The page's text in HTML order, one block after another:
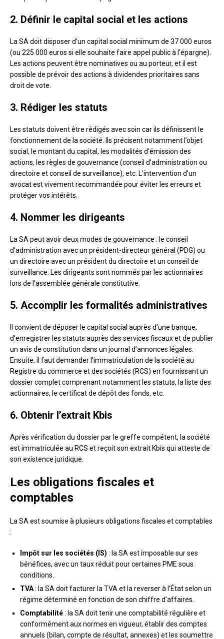
2. Définir le capital social et les actions
La SA doit disposer d’un capital social minimum de 37 000 euros
(ou 225 000 euros si elle souhaite faire appel public à l’épargne).
Les actions peuvent être nominatives ou au porteur, et il est
possible de prévoir des actions à dividendes prioritaires sans
droit de vote.
3. Rédiger les statuts
Les statuts doivent être rédigés avec soin car ils définissent le
fonctionnement de la société. Ils précisent notamment l’objet
social, le montant du capital, les modalités d’émission des
actions, les règles de gouvernance (conseil d’administration ou
directoire et conseil de surveillance), etc. L’intervention d’un
avocat est vivement recommandée pour éviter les erreurs et
protéger vos intérêts.
4. Nommer les dirigeants
La SA peut avoir deux modes de gouvernance : le conseil
d’administration avec un président-directeur général (PDG) ou
un directoire avec un président du directoire et un conseil de
surveillance. Les dirigeants sont nommés par les actionnaires
lors de l’assemblée générale constitutive.
5. Accomplir les formalités administratives
Il convient de déposer le capital social auprès d’une banque,
d’enregistrer les statuts auprès des services fiscaux et de publier
un avis de constitution dans un journal d’annonces légales.
Ensuite, il faut demander l’immatriculation de la société au
Registre du commerce et des sociétés (RCS) en fournissant un
dossier complet comprenant notamment les statuts, la liste des
actionnaires, le certificat de dépôt des fonds, etc.
6. Obtenir l’extrait Kbis
Après vérification du dossier par le greffe compétent, la société
est immatriculée au RCS et reçoit son extrait Kbis qui atteste de
son existence juridique.
Les obligations fiscales et
comptables
La SA est soumise à plusieurs obligations fiscales et comptables
:
Impôt sur les sociétés (IS) : la SA est imposable sur ses
bénéfices, avec un taux réduit pour certaines PME sous
conditions.
TVA: la SA doit facturer la TVA et la reverser à l’État selon un
régime déterminé en fonction de son chiffre d’affaires.
Comptabilité: la SA doit tenir une comptabilité régulière et
conformément aux normes en vigueur, établir des comptes
annuels (bilan, compte de résultat, annexes) et les soumettre